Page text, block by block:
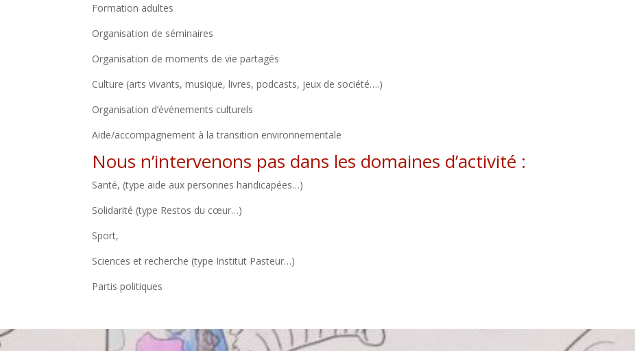
Formation adultes​
Organisation de séminaires ​
Organisation de moments de vie partagés​
Culture (arts vivants, musique, livres, podcasts, jeux de société….)​
Organisation d’événements culturels​
Aide/accompagnement à la transition environnementale​
Nous n’intervenons pas dans les domaines d’activité :
Santé, (type aide aux personnes handicapées…)​
Solidarité (type Restos du cœur…)​
Sport,​
Sciences et recherche (type Institut Pasteur…)​
Partis politiques ​